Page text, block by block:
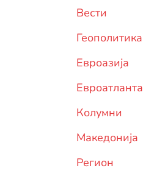
Вести
Геополитика
Евроазија
Евроатланта
Колумни
Македонија
Регион